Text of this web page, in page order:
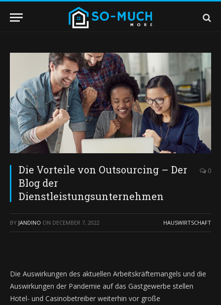
Die Vorteile von Outsourcing – Der
Blog der
Dienstleistungsunternehmen
0
BY JANDINO ON DECEMBER 7, 2022 HAUSWIRTSCHAFT
Die Auswirkungen des aktuellen Arbeitskräftemangels und die
Auswirkungen der Pandemie auf das Gastgewerbe stellen
Hotel- und Casinobetreiber weiterhin vor große